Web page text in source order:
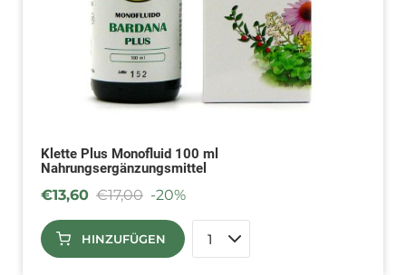
Klette Plus Monofluid 100 ml
Nahrungsergänzungsmittel
€13,60 €17,00 -20%
HINZUFÜGEN